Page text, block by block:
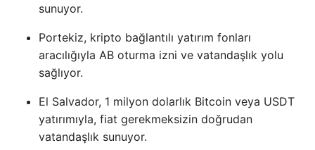
sunuyor.
Portekiz, kripto bağlantılı yatırım fonları
aracılığıyla AB oturma izni ve vatandaşlık yolu
sağlıyor.
El Salvador, 1 milyon dolarlık Bitcoin veya USDT
yatırımıyla, fiat gerekmeksizin doğrudan
vatandaşlık sunuyor.